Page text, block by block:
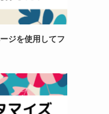
ジを使用してフ